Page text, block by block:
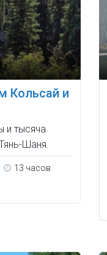
Кольсай и
и тысяча
Шаня.
13 часов